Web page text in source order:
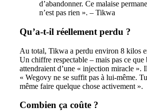
d’abandonner. Ce malaise
n’est pas rien ». – Tikwa
Qu’a-t-il réellement perdu ?
Au total, Tikwa a perdu environ 8 kilos
Un chiffre respectable – mais pas ce que
attendraient d’une « injection miracle ».
« Wegovy ne se suffit pas à lui-même.
même faire quelque chose activement ».
Combien ça coûte ?